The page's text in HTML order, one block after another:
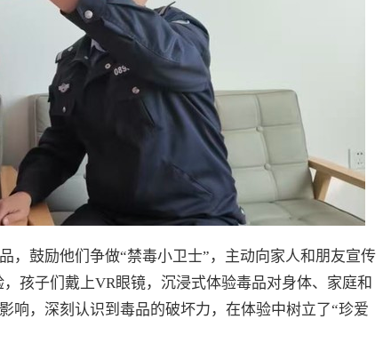
，鼓励他们争做“禁毒小卫士”，主动向家人和朋友宣传
孩子们戴上VR眼镜，沉浸式体验毒品对身体、家庭和
响，深刻认识到毒品的破坏力，在体验中树立了“珍爱